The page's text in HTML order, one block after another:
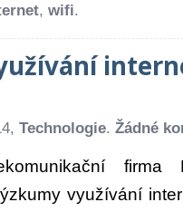
, wifi.
Technologie. Žádné
firma
využívání